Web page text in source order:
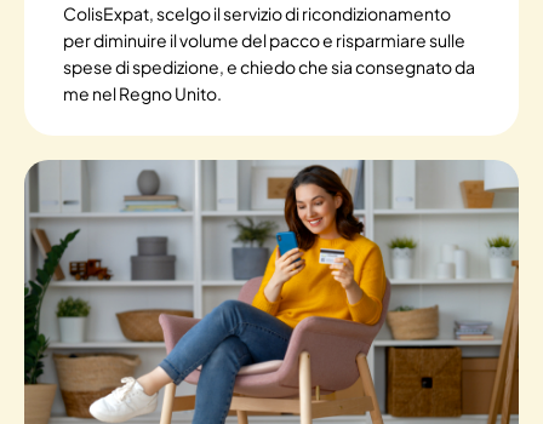
ColisExpat, scelgo il servizio di ricondizionamento
per diminuire il volume del pacco e risparmiare sulle
spese di spedizione, e chiedo che sia consegnato da
me nel Regno Unito.